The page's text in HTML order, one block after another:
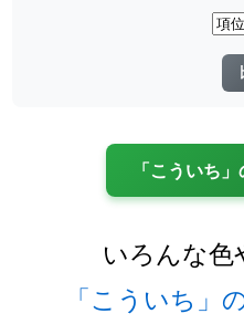
「こういち
いろんな
「こういち」